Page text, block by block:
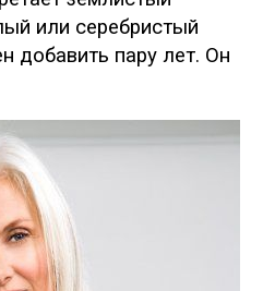
или серебристый
добавить пару лет. Он